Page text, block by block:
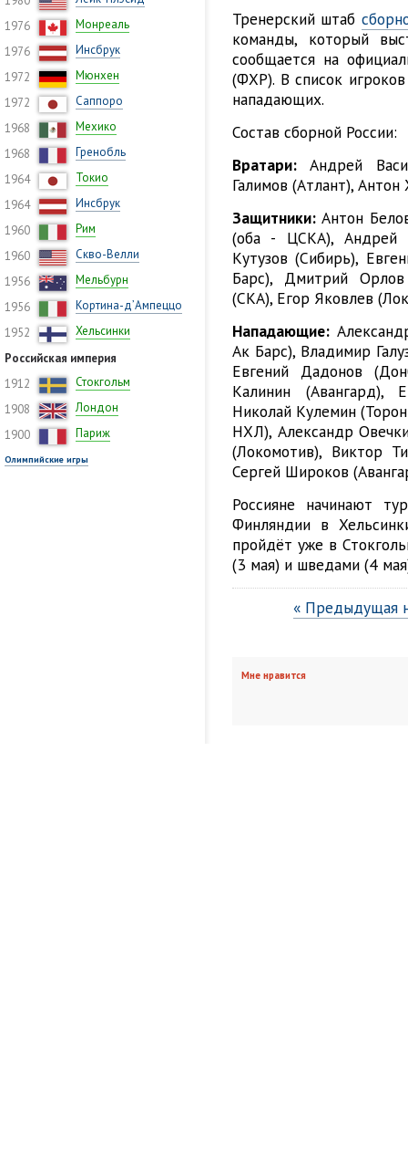
1976
Монреаль
1976
Инсбрук
1972
Мюнхен
1972
Саппоро
1968
Мехико
1968
Гренобль
1964
Токио
1964
Инсбрук
1960
Рим
1960
Скво-Велли
1956
Мельбурн
1956
Кортина-д’Ампеццо
1952
Хельсинки
Российская империя
1912
Стокгольм
1908
Лондон
1900
Париж
Олимпийские игры
Тренерский штаб
команды, который
сообщается на
(ФХР). В список
нападающих.
Состав сборной России:
Вратари: Андрей
Галимов (Атлант),
Защитники: Антон
(оба - ЦСКА), Андрей
Кутузов (Сибирь),
Барс), Дмитрий
(СКА), Егор Яковлев
Нападающие:
Ак Барс), Владимир
Евгений Дадонов
Калинин (Авангард),
Николай Кулемин
НХЛ), Александр
(Локомотив), Виктор
Сергей Широков
Россияне начинают
Финляндии в
пройдёт уже в
(3 мая) и шведами (4
« Предыдущая
Мне нравится